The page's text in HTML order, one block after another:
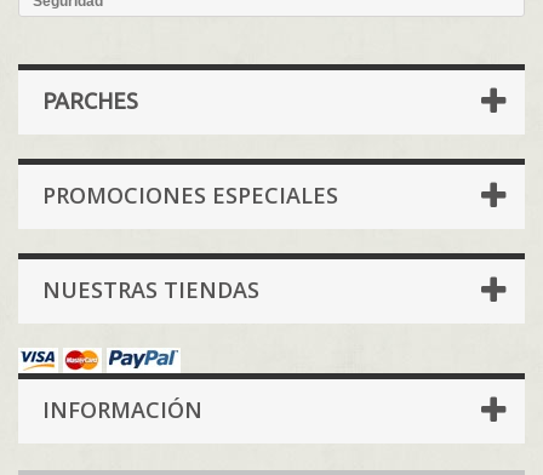
PARCHES
PROMOCIONES ESPECIALES
NUESTRAS TIENDAS
INFORMACIÓN